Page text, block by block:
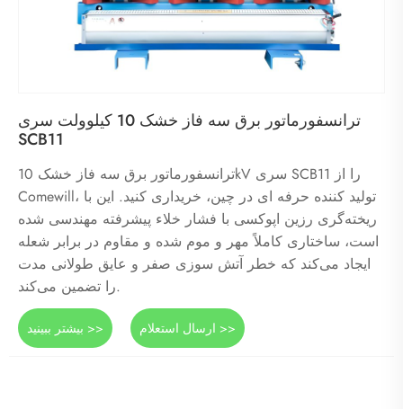
ترانسفورماتور برق سه فاز خشک 10 کیلوولت سری
SCB11
ترانسفورماتور برق سه فاز خشک 10kV سری SCB11 را از
Comewill، تولید کننده حرفه ای در چین، خریداری کنید. این با
ریخته‌گری رزین اپوکسی با فشار خلاء پیشرفته مهندسی شده
است، ساختاری کاملاً مهر و موم شده و مقاوم در برابر شعله
ایجاد می‌کند که خطر آتش سوزی صفر و عایق طولانی مدت
را تضمین می‌کند.
بیشتر ببینید >> ارسال استعلام >>